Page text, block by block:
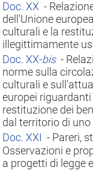
Doc. XX -
dell'Unione
culturali e la
illegittimamente
Doc. XX-bis -
norme sulla
culturali e
europei
restituzione dei
dal territorio di
Doc. XXI
- Pareri,
Osservazioni e
a progetti di legge